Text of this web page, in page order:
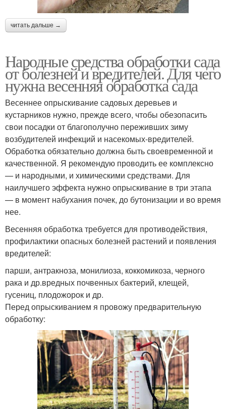
читать дальше →
Народные средства обработки сада
от болезней и вредителей. Для чего
нужна весенняя обработка сада
Весеннее опрыскивание садовых деревьев и
кустарников нужно, прежде всего, чтобы обезопасить
свои посадки от благополучно переживших зиму
возбудителей инфекций и насекомых-вредителей.
Обработка обязательно должна быть своевременной и
качественной. Я рекомендую проводить ее комплексно
— и народными, и химическими средствами. Для
наилучшего эффекта нужно опрыскивание в три этапа
— в момент набухания почек, до бутонизации и во время
нее.
Весенняя обработка требуется для противодействия,
профилактики опасных болезней растений и появления
вредителей:
парши, антракноза, монилиоза, коккомикоза, черного
рака и др.вредных почвенных бактерий, клещей,
гусениц, плодожорок и др.
Перед опрыскиванием я провожу предварительную
обработку: